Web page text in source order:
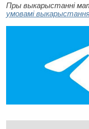
Пры выкарыстанні
умовамі